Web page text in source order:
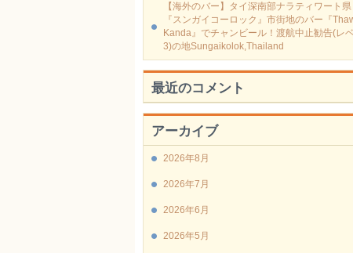
【海外のバー】タイ深南部ナラティワート県
『スンガイコーロック』市街地のバー『
Kanda』でチャンビール！渡航中止勧告(レ
3)の地Sungaikolok,Thailand
最近のコメント
アーカイブ
2026年8月
2026年7月
2026年6月
2026年5月